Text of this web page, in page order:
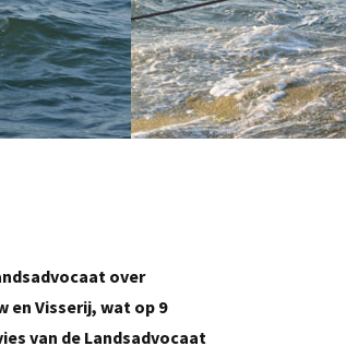
over
en Visserij, wat op 9
van de Landsadvocaat